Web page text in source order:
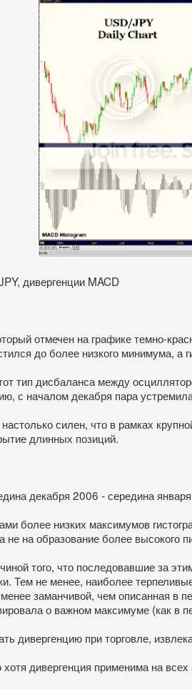
дивергенции MACD
отмечен на графике темно-
до более низкого минимума,
тип дисбаланса между
с началом декабря пара
силен, что в рамках
длинных позиций.
декабря 2006 - середина
более низких максимумов
на образование более высокого
того, что последовавшие за
Тем не менее, наиболее
заманчивой, чем описанная в
о важном максимуме (как
дивергенцию при торговле,
хотя дивергенция применима на